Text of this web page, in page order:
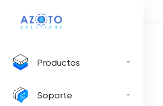
Productos
Soporte